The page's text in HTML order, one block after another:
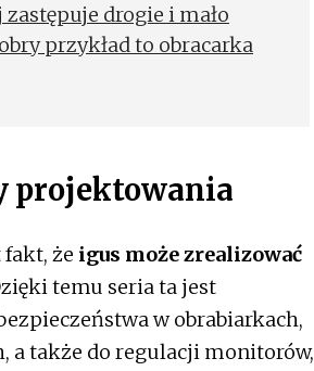
drogie i mało
przykład to obracarka
projektowania
że igus może zrealizować
temu seria ta jest
w obrabiarkach,
a także do regulacji monitorów,